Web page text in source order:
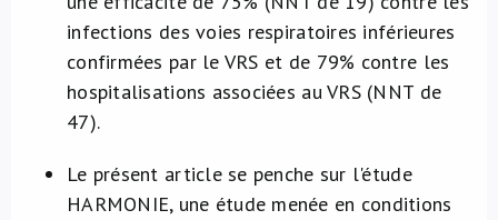
infections des voies respiratoires inférieures
confirmées par le VRS et de 79% contre les
hospitalisations associées au VRS (NNT de
47).
Le présent article se penche sur l'étude
HARMONIE, une étude menée en conditions